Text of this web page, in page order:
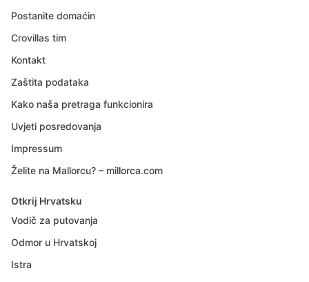
Postanite domaćin
Crovillas tim
Kontakt
Zaštita podataka
Kako naša pretraga funkcionira
Uvjeti posredovanja
Impressum
Želite na Mallorcu? – millorca.com
Otkrij Hrvatsku
Vodič za putovanja
Odmor u Hrvatskoj
Istra